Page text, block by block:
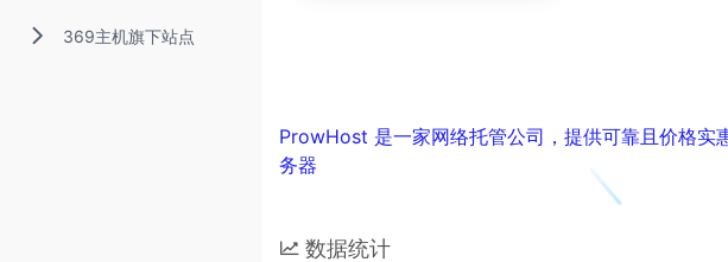
369主机旗下站点
ProwHost 是一家网络托管公司，提供可靠且价格实
务器
数据统计